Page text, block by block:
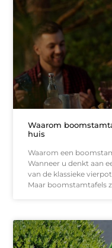
Waarom
huis
Waarom een
Wanneer u denkt aan
van de klassieke
Maar boomstamtafels